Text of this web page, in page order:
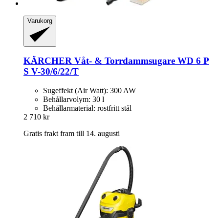
Varukorg
KÄRCHER Våt-​ & Torrdammsugare WD 6 P
S V-​30/6/22/T
Sugeffekt (Air Watt): 300 AW
Behållarvolym: 30 l
Behållarmaterial: rostfritt stål
2 710 kr
Gratis frakt fram till 14. augusti